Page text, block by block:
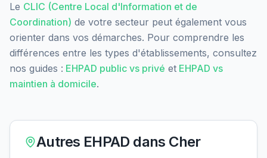
Le CLIC (Centre Local d'Information et de
Coordination) de votre secteur peut également vous
orienter dans vos démarches. Pour comprendre les
différences entre les types d'établissements, consultez
nos guides : EHPAD public vs privé et EHPAD vs
maintien à domicile.
Autres EHPAD dans Cher